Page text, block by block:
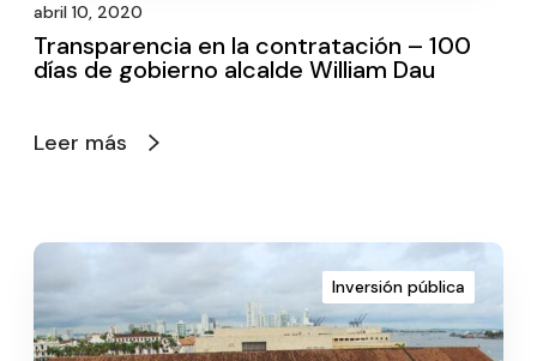
abril 10, 2020
Transparencia en la contratación – 100
días de gobierno alcalde William Dau
Leer más
Inversión pública